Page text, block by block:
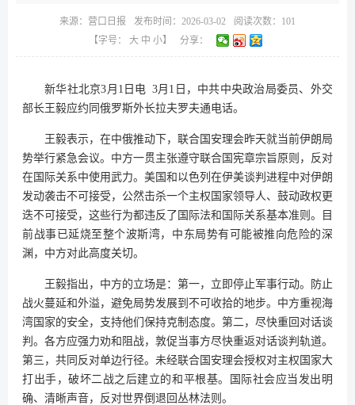
来源： 营口日报 发布时间：2026-03-02 阅读次数： 101
【字号： 大 中 小】 分享：
新华社北京3月1日电 3月1日，中共中央政治局委员、外交
部长王毅应约同俄罗斯外长拉夫罗夫通电话。
王毅表示，在中俄推动下，联合国安理会昨天就当前伊朗局
势举行紧急会议。中方一贯主张遵守联合国宪章宗旨原则，反对
在国际关系中使用武力。美国和以色列在伊美谈判进程中对伊朗
发动袭击不可接受，公然击杀一个主权国家领导人、鼓动政权更
迭不可接受，这些行为都违反了国际法和国际关系基本准则。目
前战事已延烧至整个波斯湾，中东局势有可能被推向危险的深
渊，中方对此高度关切。
王毅指出，中方的立场是：第一，立即停止军事行动。防止
战火蔓延和外溢，避免局势发展到不可收拾的地步。中方重视海
湾国家的安全，支持他们保持克制态度。第二，尽快重回对话谈
判。各方应强力劝和阻战，敦促当事方尽快重返对话谈判轨道。
第三，共同反对单边行径。未经联合国安理会授权对主权国家大
打出手，破坏二战之后建立的和平根基。国际社会应当发出明
确、清晰声音，反对世界倒退回丛林法则。